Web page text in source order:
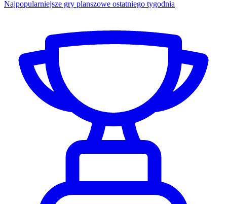
Najpopularniejsze gry planszowe ostatniego tygodnia